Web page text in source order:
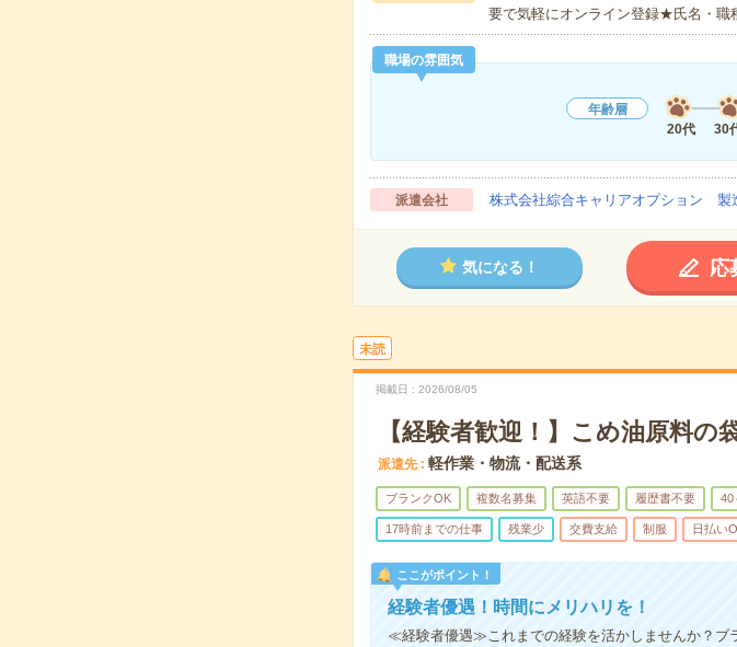
要で気軽にオンライン登録★氏名・職
職場の雰囲気
年齢層
20代
30
派遣会社 株式会社綜合キャリアオプション 製
気になる！ 応
未読
掲載日 2026/08/05
【経験者歓迎！】こめ油原料
派遣先 軽作業・物流・配送系
ブランクOK 複数名募集 英語不要 履歴書不要 40
17時前までの仕事 残業少 交費支給 制服 日払い
ここがポイント！
経験者優遇！時間にメリハリを！
≪経験者優遇≫これまでの経験を活かしませんか？